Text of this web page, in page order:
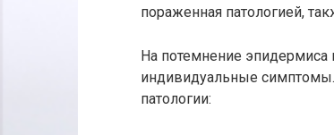
пораженная патологией,
На потемнение
индивидуальные
патологии: